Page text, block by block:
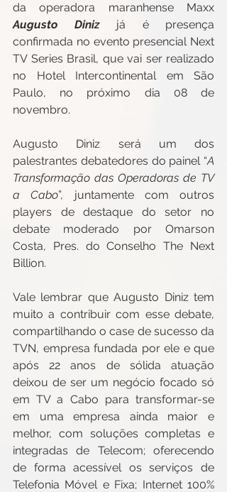
Augusto Diniz já é presença
confirmada no evento presencial Next
TV Series Brasil, que vai ser realizado
no Hotel Intercontinental em São
Paulo, no próximo dia 08 de
novembro.
Augusto Diniz será um dos
palestrantes debatedores do painel “A
Transformação das Operadoras de TV
a Cabo”, juntamente com outros
players de destaque do setor no
debate moderado por Omarson
Costa, Pres. do Conselho The Next
Billion.
Vale lembrar que Augusto Diniz tem
muito a contribuir com esse debate,
compartilhando o case de sucesso da
TVN, empresa fundada por ele e que
após 22 anos de sólida atuação
deixou de ser um negócio focado só
em TV a Cabo para transformar-se
em uma empresa ainda maior e
melhor, com soluções completas e
integradas de Telecom; oferecendo
de forma acessível os serviços de
Telefonia Móvel e Fixa; Internet 100%